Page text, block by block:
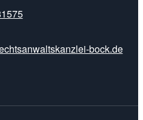
bock.de